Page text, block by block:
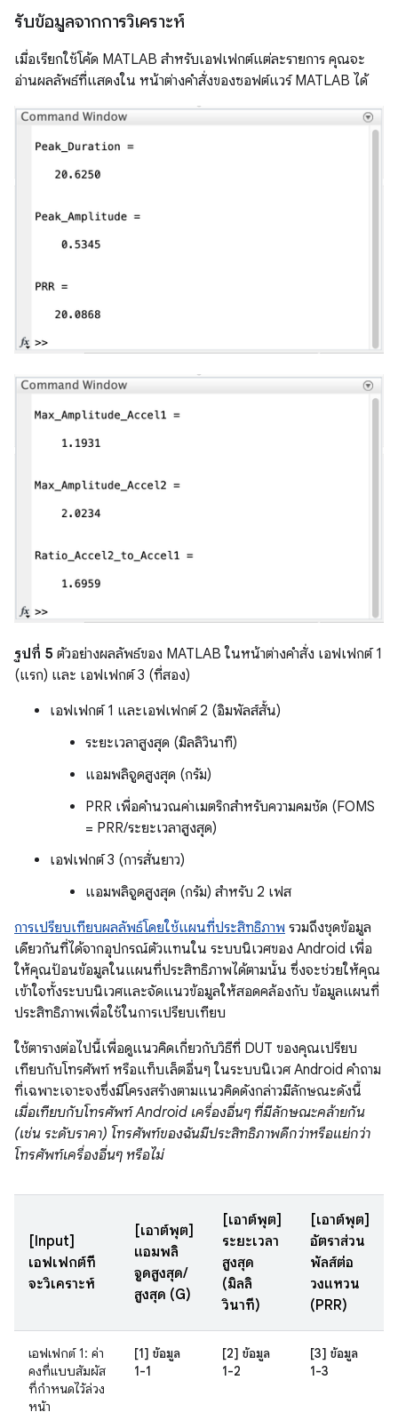
รับข้อมูลจากการวิเคราะห์
เมื่อเรียกใช้โค้ด MATLAB สำหรับเอฟเฟกต์แต่ละรายการ คุณจะ
อ่านผลลัพธ์ที่แสดงใน หน้าต่างคำสั่งของซอฟต์แวร์ MATLAB ได้
รูปที่ 5 ตัวอย่างผลลัพธ์ของ MATLAB ในหน้าต่างคำสั่ง เอฟเฟกต์ 1
(แรก) และ เอฟเฟกต์ 3 (ที่สอง)
เอฟเฟกต์ 1 และเอฟเฟกต์ 2 (อิมพัลส์สั้น)
ระยะเวลาสูงสุด (มิลลิวินาที)
แอมพลิจูดสูงสุด (กรัม)
PRR เพื่อคำนวณค่าเมตริกสำหรับความคมชัด (FOMS
= PRR/ระยะเวลาสูงสุด)
เอฟเฟกต์ 3 (การสั่นยาว)
แอมพลิจูดสูงสุด (กรัม) สำหรับ 2 เฟส
การเปรียบเทียบผลลัพธ์โดยใช้แผนที่ประสิทธิภาพ รวมถึงชุดข้อมูล
เดียวกันที่ได้จากอุปกรณ์ตัวแทนใน ระบบนิเวศของ Android เพื่อ
ให้คุณป้อนข้อมูลในแผนที่ประสิทธิภาพได้ตามนั้น ซึ่งจะช่วยให้คุณ
เข้าใจทั้งระบบนิเวศและจัดแนวข้อมูลให้สอดคล้องกับ ข้อมูลแผนที่
ประสิทธิภาพเพื่อใช้ในการเปรียบเทียบ
ใช้ตารางต่อไปนี้เพื่อดูแนวคิดเกี่ยวกับวิธีที่ DUT ของคุณเปรียบ
เทียบกับโทรศัพท์ หรือแท็บเล็ตอื่นๆ ในระบบนิเวศ Android คำถาม
ที่เฉพาะเจาะจงซึ่งมีโครงสร้างตามแนวคิดดังกล่าวมีลักษณะดังนี้
เมื่อเทียบกับโทรศัพท์ Android เครื่องอื่นๆ ที่มีลักษณะคล้ายกัน
(เช่น ระดับราคา) โทรศัพท์ของฉันมีประสิทธิภาพดีกว่าหรือแย่กว่า
โทรศัพท์เครื่องอื่นๆ หรือไม่
[Input]
เอฟเฟกต์ที่
จะวิเคราะห์
[เอาต์พุต]
แอมพลิ
จูดสูงสุด/
สูงสุด (G)
[เอาต์พุต]
ระยะเวลา
สูงสุด
(มิลลิ
วินาที)
[เอาต์พุต]
อัตราส่วน
พัลส์ต่อ
วงแหวน
(PRR)
เอฟเฟกต์ 1: ค่า
คงที่แบบสัมผัส
ที่กำหนดไว้ล่วง
หน้า
[1] ข้อมูล
1-1
[2] ข้อมูล
1-2
[3] ข้อมูล
1-3